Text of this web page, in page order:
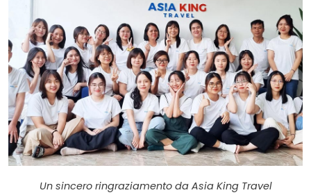
Un sincero ringraziamento da Asia King Travel